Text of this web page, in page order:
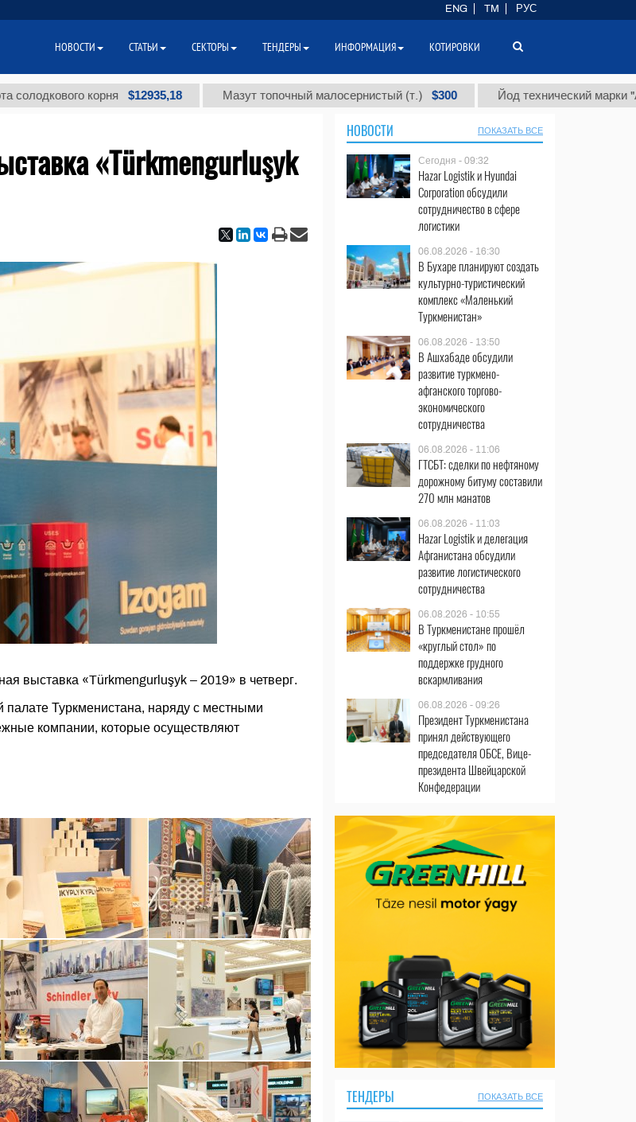
корня $12935,18 Мазут топочный малосернистый (т.) $300 Йод технический марки "А" (т.)
«Türkmengurluşyk
выставка «Türkmengurluşyk – 2019» в четверг.
Туркменистана, наряду с местными
компании, которые осуществляют
НОВОСТИ ПОКАЗАТЬ ВСЕ
Сегодня - 09:32
Hazar Logistik и Hyundai
Corporation обсудили
сотрудничество в сфере
логистики
06.08.2026 - 16:30
В Бухаре планируют создать
культурно-туристический
комплекс «Маленький
Туркменистан»
06.08.2026 - 13:50
В Ашхабаде обсудили
развитие туркмено-
афганского торгово-
экономического
сотрудничества
06.08.2026 - 11:06
ГТСБТ: сделки по нефтяному
дорожному битуму составили
270 млн манатов
06.08.2026 - 11:03
Hazar Logistik и делегация
Афганистана обсудили
развитие логистического
сотрудничества
06.08.2026 - 10:55
В Туркменистане прошёл
«круглый стол» по
поддержке грудного
вскармливания
06.08.2026 - 09:26
Президент Туркменистана
принял действующего
председателя ОБСЕ, Вице-
президента Швейцарской
Конфедерации
ТЕНДЕРЫ ПОКАЗАТЬ ВСЕ
ENG TM РУС
НОВОСТИ СТАТЬИ СЕКТОРЫ ТЕНДЕРЫ ИНФОРМАЦИЯ КОТИРОВКИ